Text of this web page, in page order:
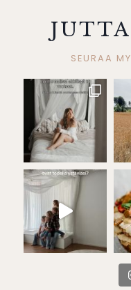
SEURAA